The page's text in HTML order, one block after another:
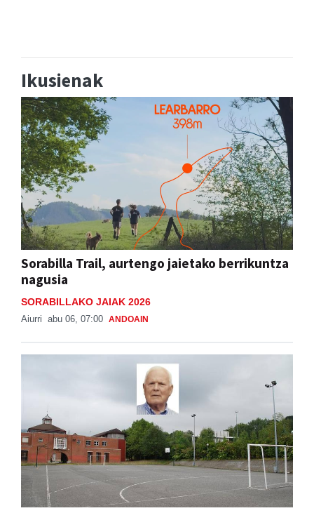
Ikusienak
Sorabilla Trail, aurtengo jaietako berrikuntza
nagusia
SORABILLAKO JAIAK 2026
Aiurri abu 06, 07:00 ANDOAIN